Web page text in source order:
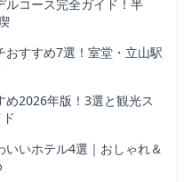
ルコース完全ガイド！半
おすすめ7選！室堂・立山駅
2026年版！3選と観光ス
いいホテル4選｜おしゃれ＆